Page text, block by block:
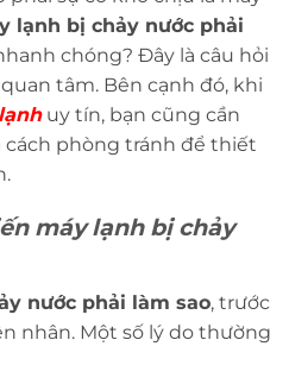
lạnh bị chảy nước phải
chóng? Đây là câu hỏi
tâm. Bên cạnh đó, khi
uy tín, bạn cũng cần
cách phòng tránh để thiết
máy lạnh bị chảy
nước phải làm sao, trước
nhân. Một số lý do thường